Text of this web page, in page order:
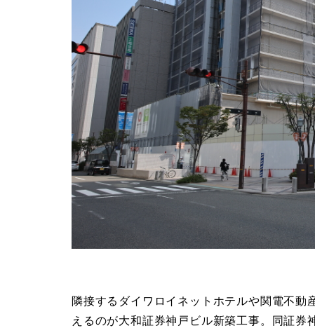
隣接するダイワロイネットホテルや関電不
えるのが大和証券神戸ビル新築工事。同証